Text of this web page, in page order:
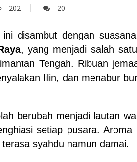
202 20
disambut dengan
, yang menjadi salah
Tengah. Ribuan
lilin, dan menabur
berubah menjadi lautan
setiap pusara. Aroma
syahdu namun damai.